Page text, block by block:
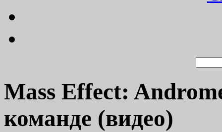
Mass Effect:
команде (видео)